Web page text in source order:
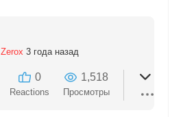
Zerox 3 года назад
0
Reactions
1,518
Просмотры